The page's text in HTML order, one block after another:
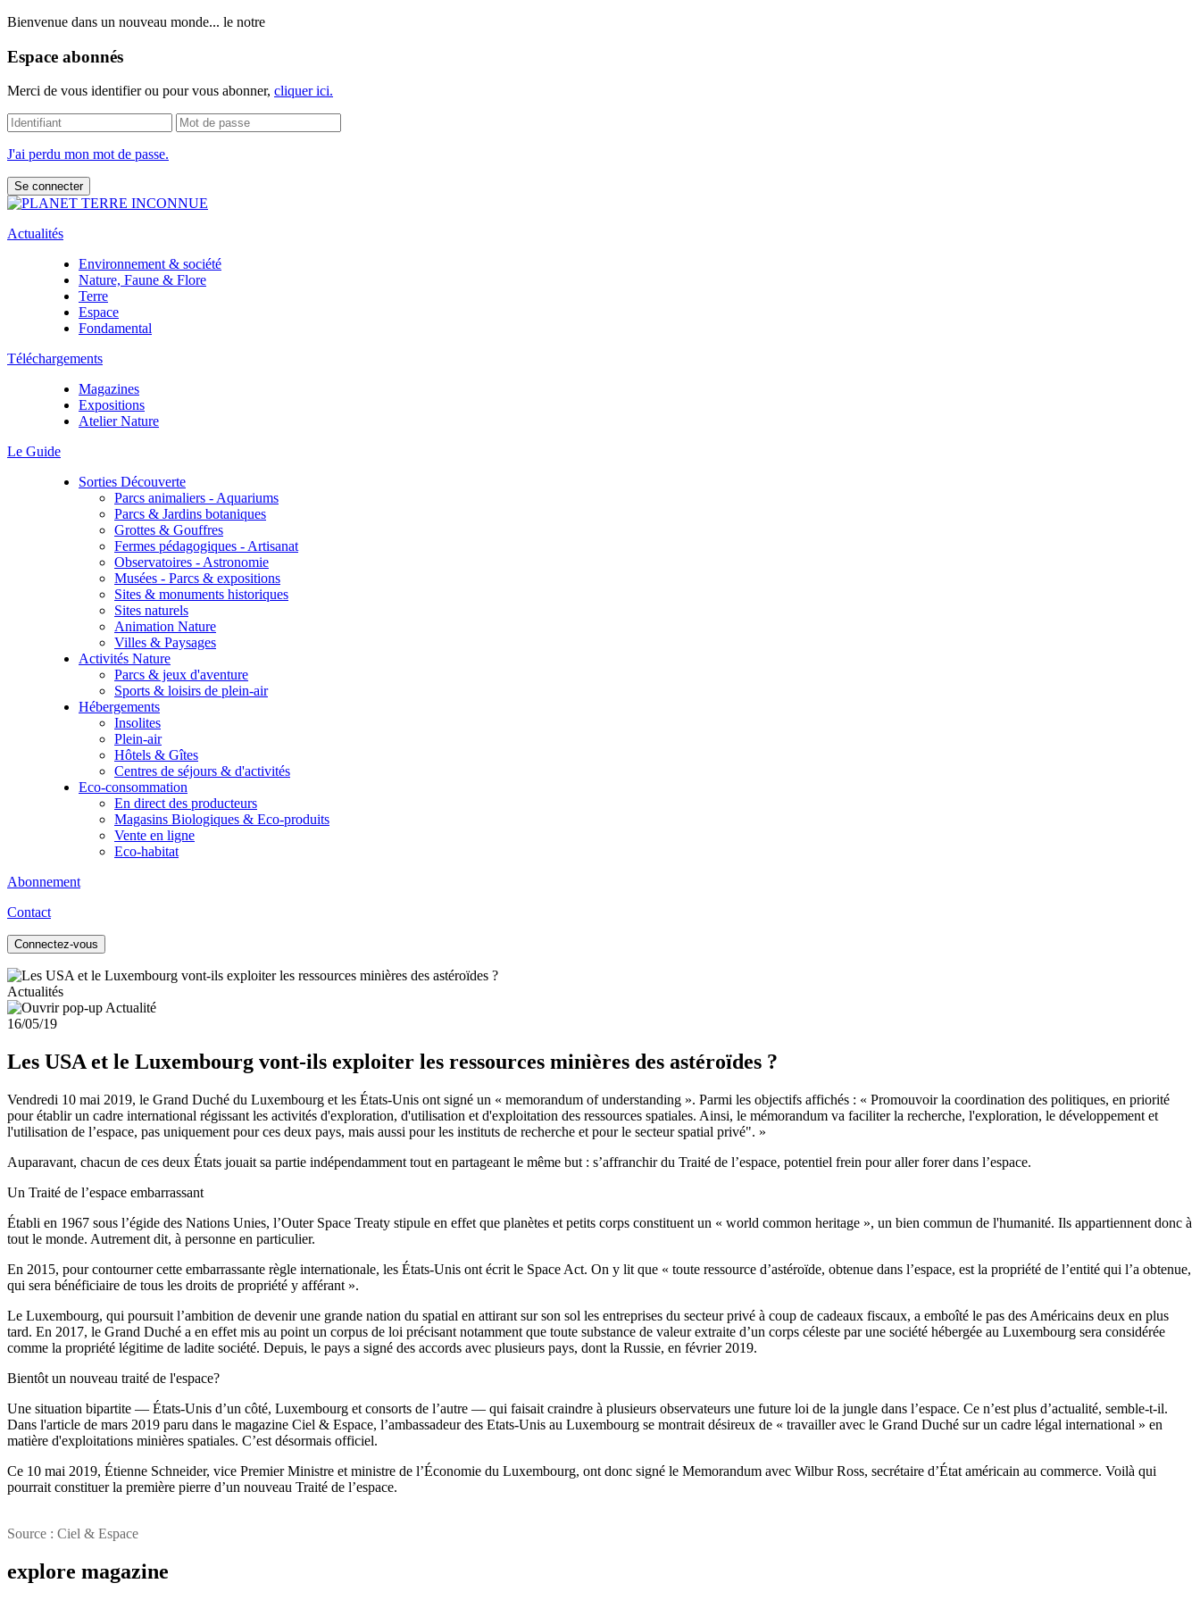
Bienvenue dans un nouveau monde... le notre
Espace abonnés
Merci de vous identifier ou pour vous abonner, cliquer ici.
J'ai perdu mon mot de passe.
Actualités
Environnement & société
Nature, Faune & Flore
Terre
Espace
Fondamental
Téléchargements
Magazines
Expositions
Atelier Nature
Le Guide
Sorties Découverte
Parcs animaliers - Aquariums
Parcs & Jardins botaniques
Grottes & Gouffres
Fermes pédagogiques - Artisanat
Observatoires - Astronomie
Musées - Parcs & expositions
Sites & monuments historiques
Sites naturels
Animation Nature
Villes & Paysages
Activités Nature
Parcs & jeux d'aventure
Sports & loisirs de plein-air
Hébergements
Insolites
Plein-air
Hôtels & Gîtes
Centres de séjours & d'activités
Eco-consommation
En direct des producteurs
Magasins Biologiques & Eco-produits
Vente en ligne
Eco-habitat
Abonnement
Contact
Connectez-vous
Actualités
16/05/19
Les USA et le Luxembourg vont-ils exploiter les ressources minières des astéroïdes ?
Vendredi 10 mai 2019, le Grand Duché du Luxembourg et les États-Unis ont signé un « memorandum of understanding ». Parmi les objectifs affichés : « Promouvoir la coordination des politiques, en priorité
pour établir un cadre international régissant les activités d'exploration, d'utilisation et d'exploitation des ressources spatiales. Ainsi, le mémorandum va faciliter la recherche, l'exploration, le développement et
l'utilisation de l’espace, pas uniquement pour ces deux pays, mais aussi pour les instituts de recherche et pour le secteur spatial privé". »
Auparavant, chacun de ces deux États jouait sa partie indépendamment tout en partageant le même but : s’affranchir du Traité de l’espace, potentiel frein pour aller forer dans l’espace.
Un Traité de l’espace embarrassant
Établi en 1967 sous l’égide des Nations Unies, l’Outer Space Treaty stipule en effet que planètes et petits corps constituent un « world common heritage », un bien commun de l'humanité. Ils appartiennent donc à
tout le monde. Autrement dit, à personne en particulier.
En 2015, pour contourner cette embarrassante règle internationale, les États-Unis ont écrit le Space Act. On y lit que « toute ressource d’astéroïde, obtenue dans l’espace, est la propriété de l’entité qui l’a obtenue,
qui sera bénéficiaire de tous les droits de propriété y afférant ».
Le Luxembourg, qui poursuit l’ambition de devenir une grande nation du spatial en attirant sur son sol les entreprises du secteur privé à coup de cadeaux fiscaux, a emboîté le pas des Américains deux en plus
tard. En 2017, le Grand Duché a en effet mis au point un corpus de loi précisant notamment que toute substance de valeur extraite d’un corps céleste par une société hébergée au Luxembourg sera considérée
comme la propriété légitime de ladite société. Depuis, le pays a signé des accords avec plusieurs pays, dont la Russie, en février 2019.
Bientôt un nouveau traité de l'espace?
Une situation bipartite — États-Unis d’un côté, Luxembourg et consorts de l’autre — qui faisait craindre à plusieurs observateurs une future loi de la jungle dans l’espace. Ce n’est plus d’actualité, semble-t-il.
Dans l'article de mars 2019 paru dans le magazine Ciel & Espace, l’ambassadeur des Etats-Unis au Luxembourg se montrait désireux de « travailler avec le Grand Duché sur un cadre légal international » en
matière d'exploitations minières spatiales. C’est désormais officiel.
Ce 10 mai 2019, Étienne Schneider, vice Premier Ministre et ministre de l’Économie du Luxembourg, ont donc signé le Memorandum avec Wilbur Ross, secrétaire d’État américain au commerce. Voilà qui
pourrait constituer la première pierre d’un nouveau Traité de l’espace.
Source : Ciel & Espace
explore magazine